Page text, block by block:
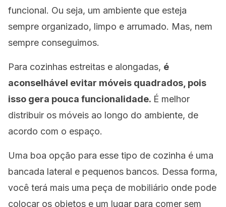
funcional. Ou seja, um ambiente que esteja
sempre organizado, limpo e arrumado. Mas, nem
sempre conseguimos.
Para cozinhas estreitas e alongadas, é
aconselhável evitar móveis quadrados, pois
isso gera pouca funcionalidade. É melhor
distribuir os móveis ao longo do ambiente, de
acordo com o espaço.
Uma boa opção para esse tipo de cozinha é uma
bancada lateral e pequenos bancos. Dessa forma,
você terá mais uma peça de mobiliário onde pode
colocar os objetos e um lugar para comer sem